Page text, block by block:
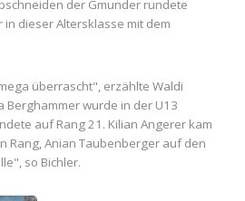
der Gmunder rundete
dieser Altersklasse mit dem
überrascht", erzählte Waldi
Berghammer wurde in der U13
auf Rang 21. Kilian Angerer kam
Rang, Anian Taubenberger auf den
so Bichler.